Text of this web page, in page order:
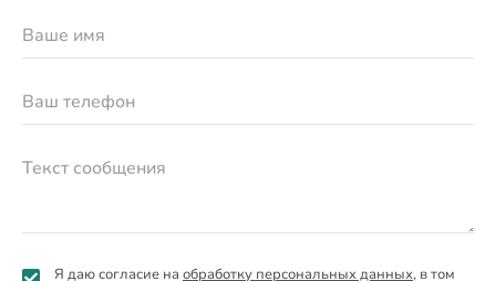
Я даю согласие на обработку персональных данных, в том